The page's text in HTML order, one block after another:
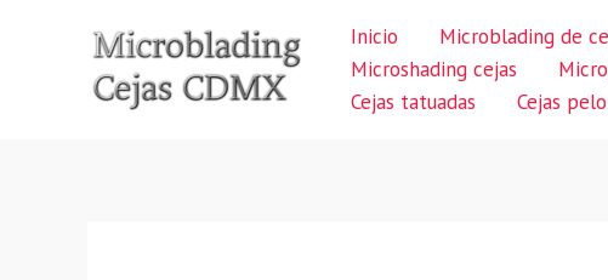
Inicio Microblading de
Microshading cejas
Cejas tatuadas
Cejas